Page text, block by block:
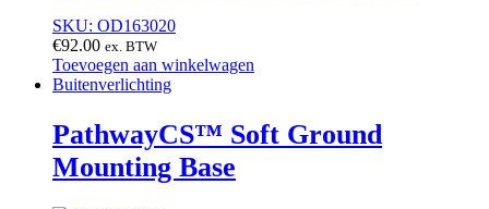
SKU: OD163020
€92.00 ex. BTW
Toevoegen aan winkelwagen
Buitenverlichting
PathwayCS™ Soft Ground
Mounting Base